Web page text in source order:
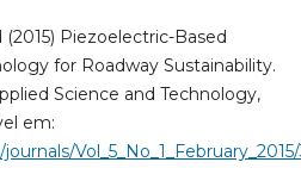
(2015) Piezoelectric-Based
for Roadway Sustainability.
Science and Technology,
em: